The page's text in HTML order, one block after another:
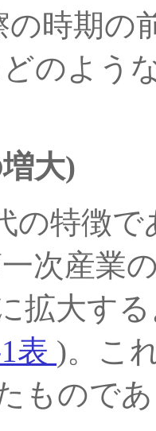
の時期の
のよう
大)
の特徴
次産業
拡大す
表 )。こ
もので